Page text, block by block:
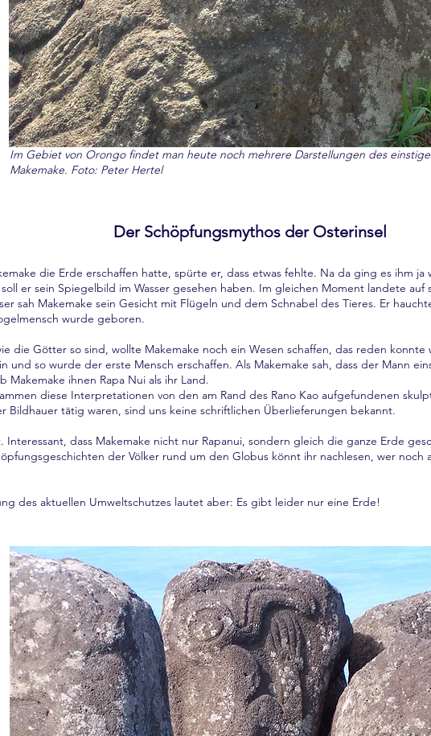
Im Gebiet von Orongo findet man heute noch mehrere Darstellungen des
Makemake. Foto: Peter Hertel
Der Schöpfungsmythos der Osterinsel
die Erde erschaffen hatte, spürte er, dass etwas fehlte. Na da ging es ihm
er sein Spiegelbild im Wasser gesehen haben. Im gleichen Moment landete auf
sah Makemake sein Gesicht mit Flügeln und dem Schnabel des Tieres. Er
wurde geboren.
die Götter so sind, wollte Makemake noch ein Wesen schaffen, das reden konnte
und so wurde der erste Mensch erschaffen. Als Makemake sah, dass der Mann
Makemake ihnen Rapa Nui als ihr Land.
diese Interpretationen von den am Rand des Rano Kao aufgefundenen
Bildhauer tätig waren, sind uns keine schriftlichen Überlieferungen bekannt.
Interessant, dass Makemake nicht nur Rapanui, sondern gleich die ganze Erde
der Völker rund um den Globus könnt ihr nachlesen, wer noch
des aktuellen Umweltschutzes lautet aber: Es gibt leider nur eine Erde!